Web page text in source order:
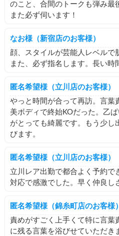
のこと、合間のトークも弾み最
また必ず伺います！
なお様（新宿店のお客様）
顔、スタイルが芸能人レベルで
また、必ず指名します。長い時
匿名希望様（立川店のお客様）
やっと時間が合って再訪。言葉
美ボディで終始KOだった。乙
がとっても綺麗です。もう少し
びます。
匿名希望様（立川店のお客様）
立川レア出勤で都合よく予約で
対応で感激でした。早く仲良し
匿名希望様（錦糸町店のお客様）
責めがすごく上手くて特に言葉
に残る言葉を浴びせていただき